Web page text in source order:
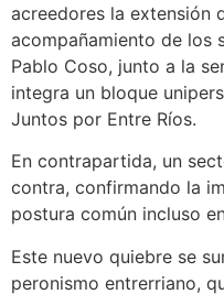
acreedores la extensión
acompañamiento de los
Pablo Coso, junto a la
integra un bloque
Juntos por Entre Ríos.
En contrapartida, un
contra, confirmando la
postura común incluso
Este nuevo quiebre se
peronismo entrerriano,